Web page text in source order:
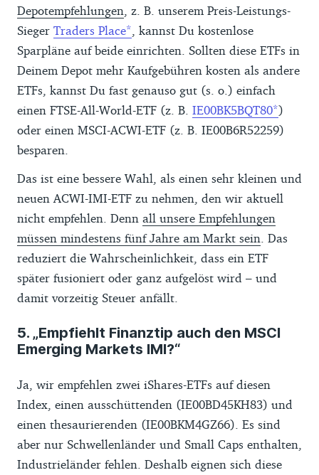
Depotempfehlungen , z. B. unserem Preis-Leistungs-
Sieger Traders Place
, kannst Du kostenlose
Sparpläne auf beide einrichten. Sollten diese ETFs in
Deinem Depot mehr Kaufgebühren kosten als andere
ETFs, kannst Du fast genauso gut (s. o.) einfach
einen FTSE-All-World-ETF (z. B. IE00BK5BQT80 )
oder einen MSCI-ACWI-ETF (z. B. IE00B6R52259)
besparen.
Das ist eine bessere Wahl, als einen sehr kleinen und
neuen ACWI-IMI-ETF zu nehmen, den wir aktuell
nicht empfehlen. Denn all unsere Empfehlungen
müssen mindestens fünf Jahre am Markt sein . Das
reduziert die Wahrscheinlichkeit, dass ein ETF
später fusioniert oder ganz aufgelöst wird – und
damit vorzeitig Steuer anfällt.
5. „Empfiehlt Finanztip auch den MSCI
Emerging Markets IMI?“
Ja, wir empfehlen zwei iShares-ETFs auf diesen
Index, einen ausschüttenden (IE00BD45KH83) und
einen thesaurierenden (IE00BKM4GZ66). Es sind
aber nur Schwellenländer und Small Caps enthalten,
Industrieländer fehlen. Deshalb eignen sich diese